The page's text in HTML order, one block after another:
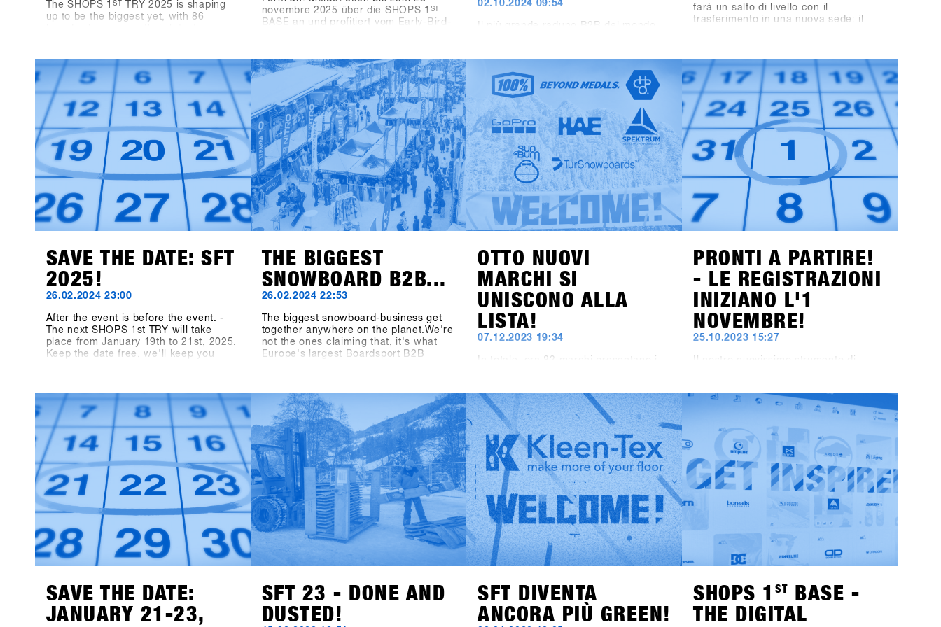
The SHOPS 1ST
TRY 2025 is shaping
up to be the biggest yet, with 86
thrilled to welcome a lineup of fresh
exhibitors, bringing exciting products
and perspectives to the event.This
year’s newcomers include Snowboard
manufacturer Canary Cartel, Signal,
and Technine. A new type of binding
from Bone Binding and bottles from
Swoam Bottles, as well as re-
engineered protection gear from ruroc
and cosy gloves by Deathgrip
complete the variety of productsSoon
these brands will upload their
products, make sure sign up to SHOPS
1st BASE to check them out in
advance!
novembre 2025 über die SHOPS 1 ST
BASE an und profitiert vom Early-Bird-
Unterkünfte, Anreise und Programm.
Wir können es gar nicht abwarten die
neusten Produkte und Trends von über
80 mit euch in Hochfügen zu testen.
02.10.2024 09:54
Il più grande raduno B2B del mondo
1STTRY inaugura la nuova stagione
con un sito web rinnovato! Ora puoi
trovare tutte le informazioni importanti
su viaggio, programma e location su
shops-1st-try.com.Le iscrizioni aprono
il 6 novembre tramite SHOPS 1
ST
BASE.Registra il tuo negozio in
anticipo e assicurati l’offerta esclusiva
early bird fino al 6 dicembre. Vieni a
Hochfügen dal 19 al 21 gennaio e
prova i prodotti più recenti di oltre 80
brand!
farà un salto di livello con il
trasferimento in una nuova sede: il
sci, è famosa in tutto il mondo per le
sue condizioni di neve affidabili ed è
particolarmente popolare tra i
freerider. La città di Fügen, insieme
all'area di Hochfügen, offre
opportunità senza precedenti per
sviluppare il più grande evento B2B di
snowboard in Europa e portare i test
sulla neve ad un livello
successivo.Segnate sul calendario: le
date restano dal 19 al 21 gennaio
2025. Il concept definitivo per i brand
sarà svelato alla fine di luglio, e gli
inviti ai negozi saranno spediti entro la
fine di ottobre!
SAVE THE DATE: SFT
2025!
26.02.2024 23:00
After the event is before the event. -
The next SHOPS 1st TRY will take
place from January 19th to 21st, 2025.
Keep the date free, we'll keep you
THE BIGGEST
SNOWBOARD B2B...
26.02.2024 22:53
The biggest snowboard-business get
together anywhere on the planet.We're
not the ones claiming that, it's what
Europe's largest Boardsport B2B
13th SHOPS 1st TRY, there were 1177
participants from 30 countries. 5206
products from 85 brands were
available for testing and the digital
Event Controlling System CANDY
recorded 8390 test operations during
the three-day event. Last but not least,
the dimensions of the outdoor area
measuring 2400 square meters and the
indoor area measuring 1548 square
meters have as well outperformed all
"Pre-Corona" figures. The SFT is back,
bigger, better and stronger than ever
before, now known as "Clearly the
biggest snowboard-business get
OTTO NUOVI
MARCHI SI
UNISCONO ALLA
LISTA!
07.12.2023 19:34
produttori di occhiali come 100%,
Spektrum e Chpo, la marca di
abbigliamento Beyond Medals, il
rinomato produttore di telecamere Ego
GoPro, il marchio di accessori HAE
(precedentemente Hä?) e il marchio di
crema solare Sun Bum stanno
mostrando le loro collezioni.
Particolarmente emozionante è la
notizia dell'aggiunta nel settore
Hardware per Snowboard: anche Tur
Snowboards dalla Svezia è
presente.Accedi a SHOPS 1st BASE
per scoprire di più su questi nuovi
marchi!
PRONTI A PARTIRE!
- LE REGISTRAZIONI
INIZIANO L'1
NOVEMBRE!
25.10.2023 15:27
prepararti: L'iscrizione al SHOPS 1ST
TRY 2024 non avviene più tramite
questo sito web, ma tramite la nuova
piattaforma SHOPS-1st-BASE.com. Se
non hai ancora un account BASE per il
tuo negozio, è giunto il momento di
crearlo. Puoi già ora creare
gratuitamente un account per il tuo
negozio. Dall'1 novembre, potrai
effettuare l'accesso, fare alcuni clic e
sarai ufficialmente registrato per il
TRY 2024.Con 76 marchi
partecipanti, non vediamo l'ora di darti
il benvenuto!
SAVE THE DATE:
JANUARY 21-23,
SFT 23 - DONE AND
DUSTED!
SFT DIVENTA
ANCORA PIÙ GREEN!
SHOPS 1 ST
BASE -
THE DIGITAL